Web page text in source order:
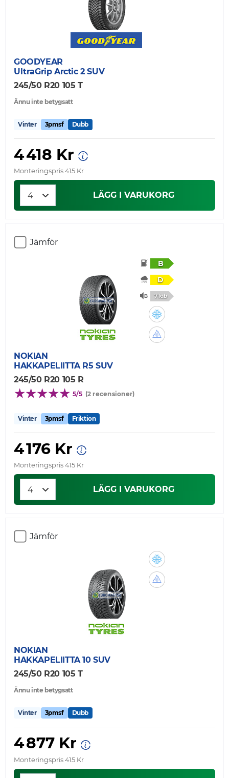
GOODYEAR
UltraGrip Arctic 2 SUV
245/50 R20 105 T
Ännu inte betygsatt
Vinter 3pmsf Dubb
4 418 Kr
Monteringspris 415 Kr
LÄGG I VARUKORG
Jämför
B
D
71db
NOKIAN
HAKKAPELIITTA R5 SUV
245/50 R20 105 R
5/5 (2 recensioner)
Vinter 3pmsf Friktion
4 176 Kr
Monteringspris 415 Kr
LÄGG I VARUKORG
Jämför
NOKIAN
HAKKAPELIITTA 10 SUV
245/50 R20 105 T
Ännu inte betygsatt
Vinter 3pmsf Dubb
4 877 Kr
Monteringspris 415 Kr